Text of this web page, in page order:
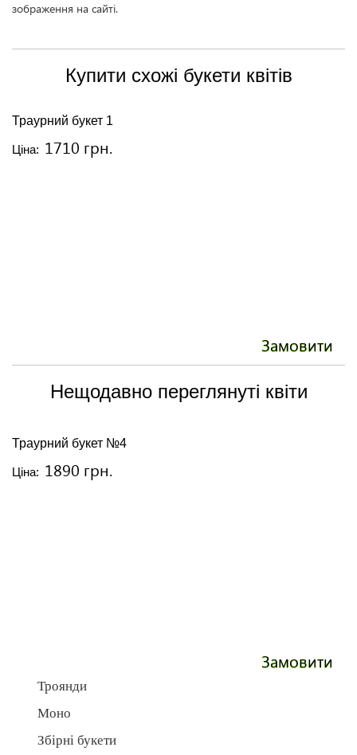
зображення на сайті.
Купити схожі букети квітів
Траурний букет 1
Ціна: 1710 грн.
Замовити
Нещодавно переглянуті квіти
Траурний букет №4
Ціна: 1890 грн.
Замовити
Троянди
Моно
Збірні букети